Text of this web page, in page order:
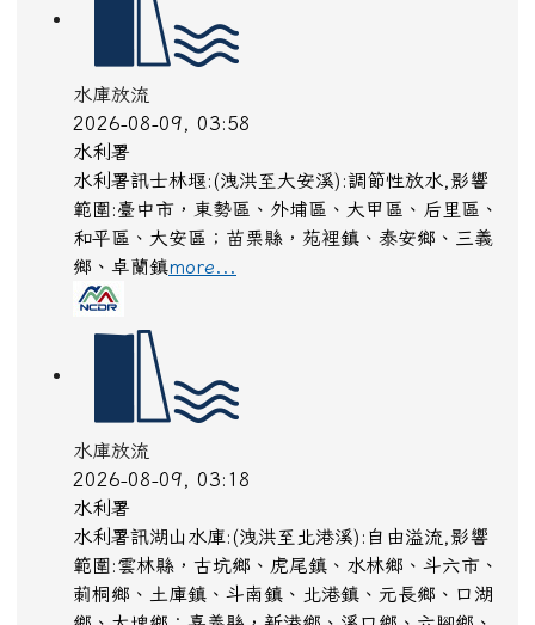
水庫放流
2026-08-09, 03:58
水利署
水利署訊士林堰:(洩洪至大安溪):調節性放水,影響
範圍:臺中市，東勢區、外埔區、大甲區、后里區、
和平區、大安區；苗栗縣，苑裡鎮、泰安鄉、三義
鄉、卓蘭鎮more...
水庫放流
2026-08-09, 03:18
水利署
水利署訊湖山水庫:(洩洪至北港溪):自由溢流,影響
範圍:雲林縣，古坑鄉、虎尾鎮、水林鄉、斗六市、
莿桐鄉、土庫鎮、斗南鎮、北港鎮、元長鄉、口湖